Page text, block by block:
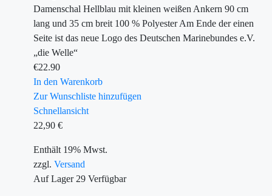
Damenschal Hellblau mit kleinen weißen Ankern 90 cm
lang und 35 cm breit 100 % Polyester Am Ende der einen
Seite ist das neue Logo des Deutschen Marinebundes e.V.
„die Welle“
€22.90
In den Warenkorb
Zur Wunschliste hinzufügen
Schnellansicht
22,90 €
Enthält 19% Mwst.
zzgl. Versand
Auf Lager29 Verfügbar